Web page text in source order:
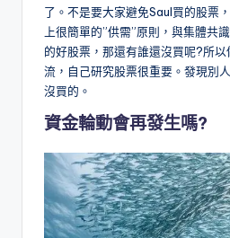
了。不是要大家避免Saul買的股票
上很簡單的”供需”原則，與集體共
的好股票，那還有誰還沒買呢?所以
流，自己研究股票很重要。發現別
沒買的。
資金輪動會再發生嗎?